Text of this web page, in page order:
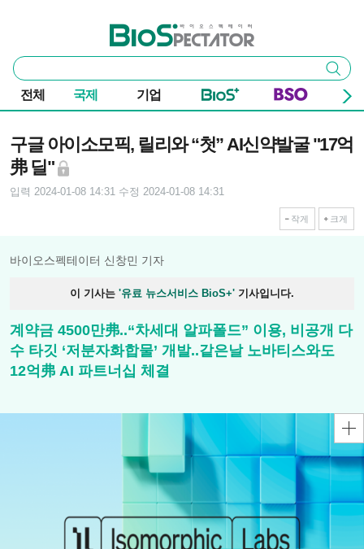
바이오스펙테이터
통
합
검
색
검색
전체 국제 기업
구글 아이소모픽, 릴리와 “첫” AI신약발굴 "17억
弗 딜"
입력 2024-01-08 14:31 수정 2024-01-08 14:31
작게 크게
바이오스펙테이터 신창민 기자
이 기사는 '유료 뉴스서비스 BioS+' 기사입니다.
계약금 4500만弗..“차세대 알파폴드” 이용, 비공개 다
수 타깃 ‘저분자화합물’ 개발..같은날 노바티스와도
12억弗 AI 파트너십 체결